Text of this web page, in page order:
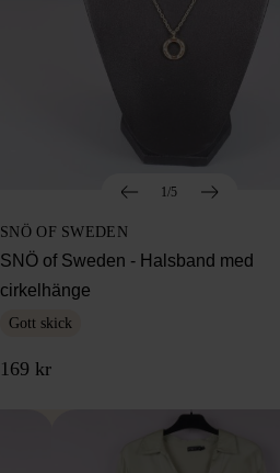
1/5
SNÖ OF SWEDEN
SNÖ of Sweden - Halsband med
cirkelhänge
Gott skick
169 kr